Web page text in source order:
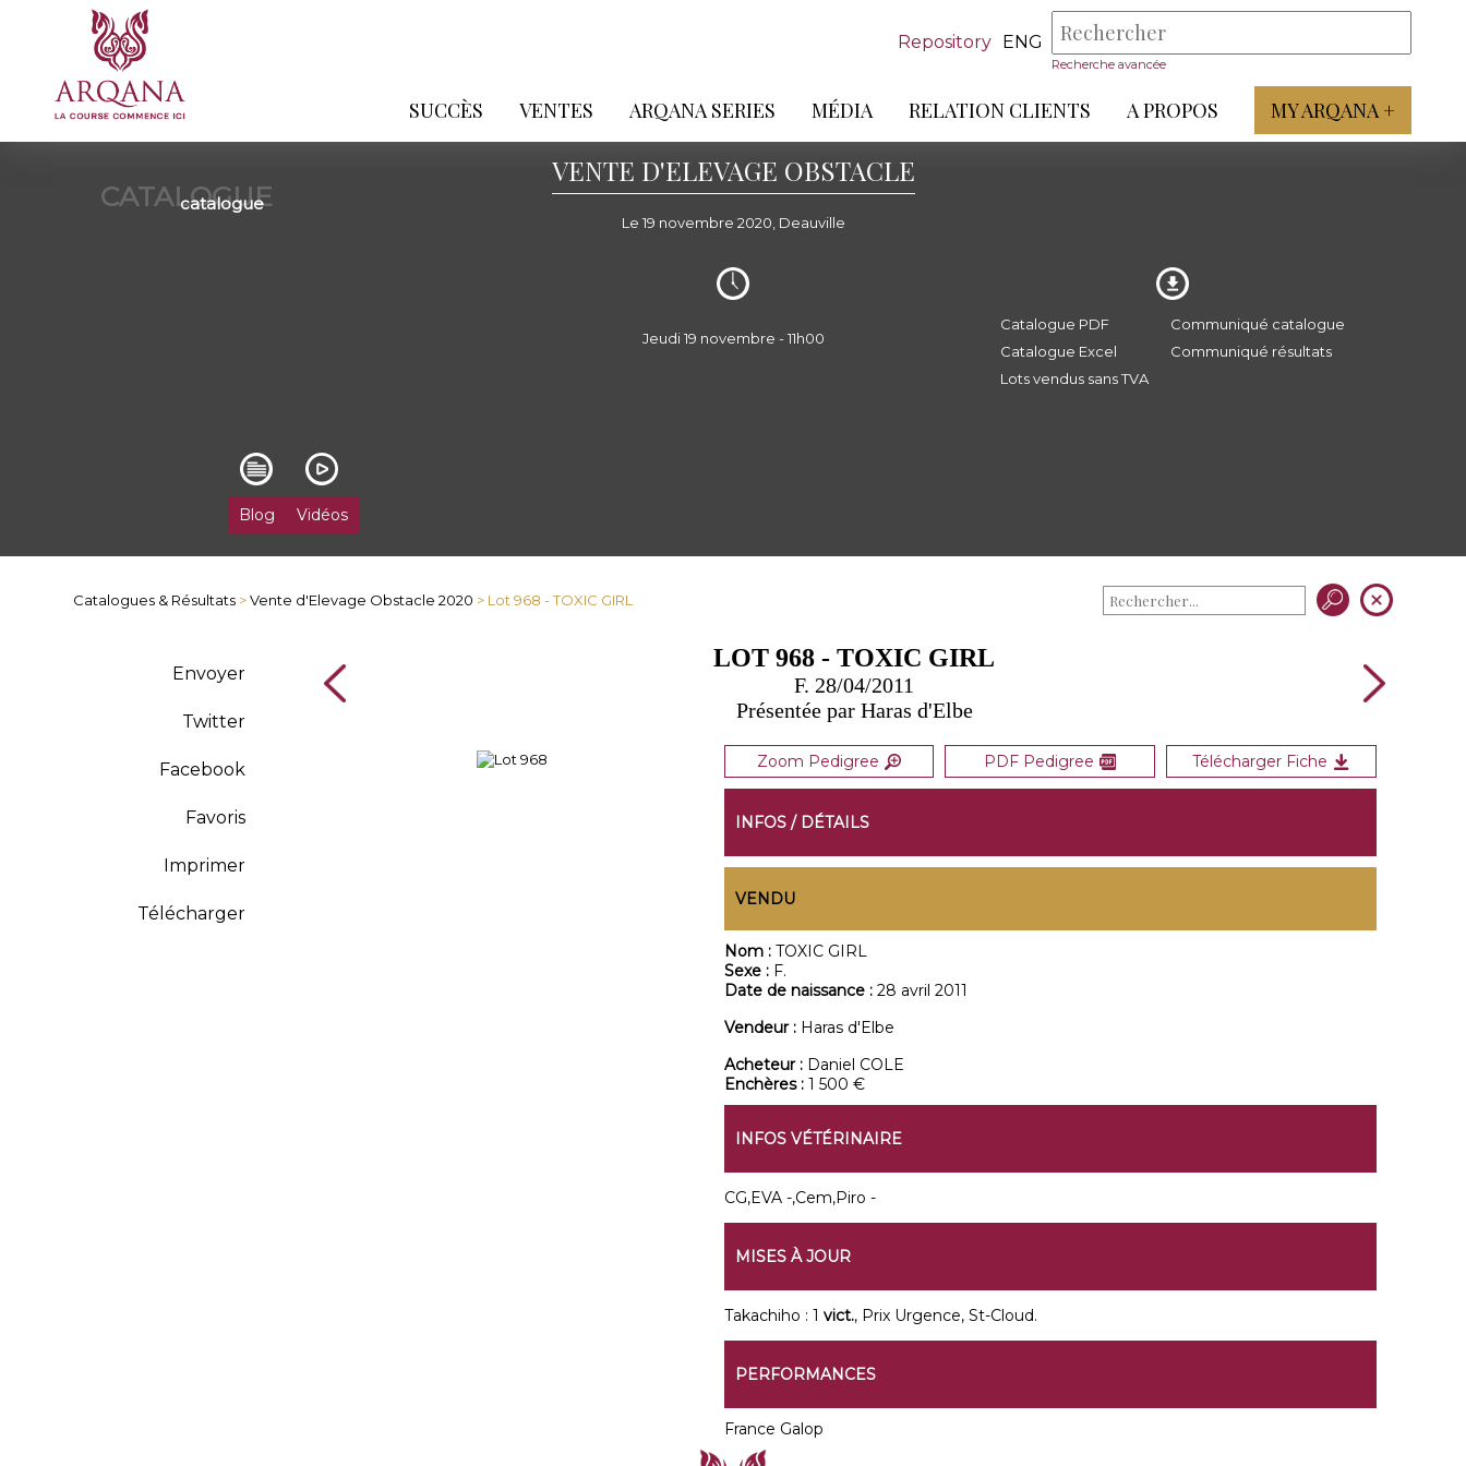
Repository ENG
Recherche avancée
SUCCÈS VENTES ARQANA SERIES MÉDIA RELATION CLIENTS A PROPOS MY ARQANA +
CATALOGUE
catalogue
VENTE D'ELEVAGE OBSTACLE
Le 19 novembre 2020, Deauville
Blog Vidéos
Jeudi 19 novembre - 11h00
Catalogue PDF
Catalogue Excel
Lots vendus sans TVA
Communiqué catalogue
Communiqué résultats
Catalogues & Résultats >Vente d'Elevage Obstacle 2020 > Lot 968 - TOXIC GIRL
Envoyer
Twitter
Facebook
Favoris
Imprimer
Télécharger
LOT 968 - TOXIC GIRL
F. 28/04/2011
Présentée par Haras d'Elbe
Zoom Pedigree PDF Pedigree Télécharger Fiche
INFOS / DÉTAILS
VENDU
Nom : TOXIC GIRL
Sexe : F.
Date de naissance : 28 avril 2011
Vendeur : Haras d'Elbe
Acheteur : Daniel COLE
Enchères : 1 500 €
INFOS VÉTÉRINAIRE
CG,EVA -,Cem,Piro -
MISES À JOUR
Takachiho : 1 vict., Prix Urgence, St-Cloud.
PERFORMANCES
France Galop